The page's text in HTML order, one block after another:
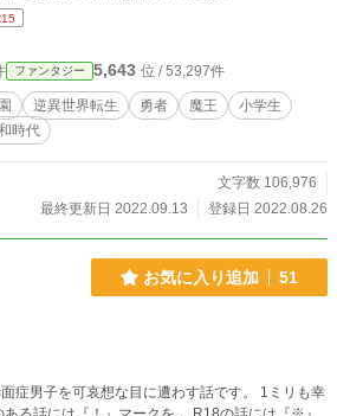
戦いしか知らない魔王と勇者が、平和な日本で
になります。 ※物語の構造上『プロロー
は異世界ですが、本編の舞台は昭和６０年代の日
が、基本的には『諸説ある』ことが多く、あくま
釈です。詳細は各自で調べてください。 ※カク
ファンタジー 5,643 位 / 53,297件
逆異世界転生 勇者 魔王
小学生
時代
文字数 106,976
最終更新日 2022.09.13
登録日 2022.08.26
お気に入り追加 51
症男子を可哀想な目に遭わす話です。 1ミリも幸